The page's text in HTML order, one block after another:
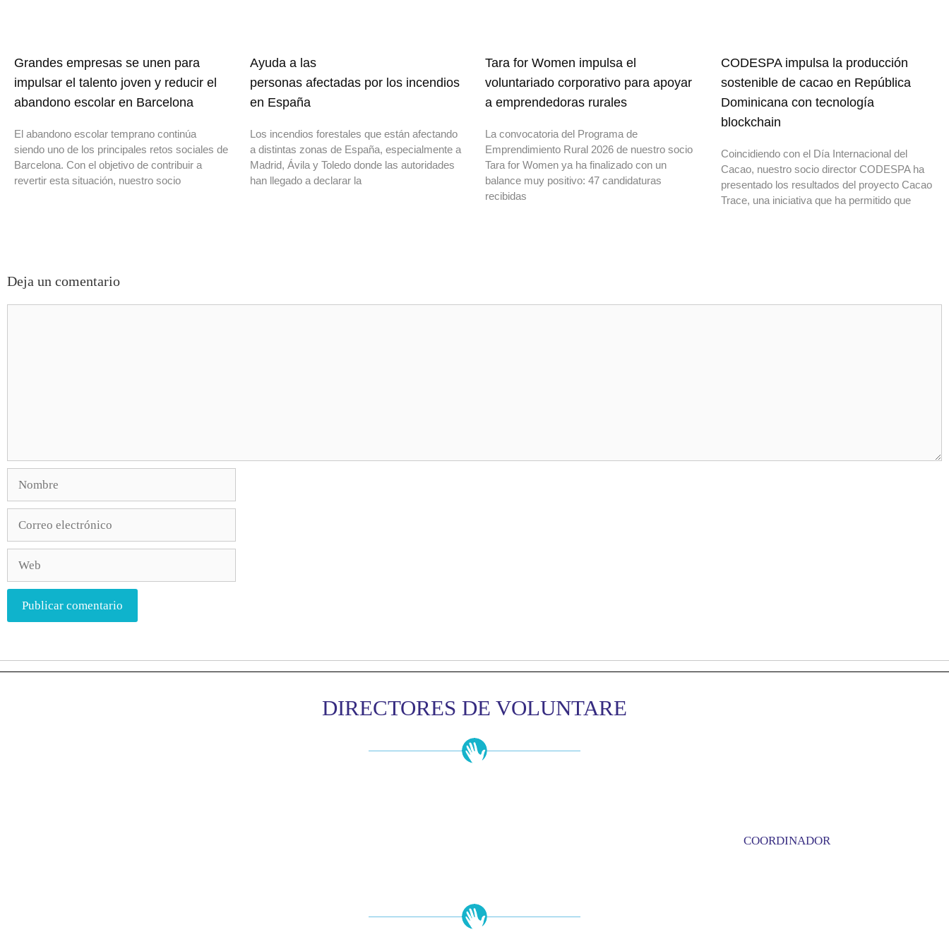
Grandes empresas se unen para
impulsar el talento joven y reducir el
abandono escolar en Barcelona
El abandono escolar temprano continúa
siendo uno de los principales retos sociales de
Barcelona. Con el objetivo de contribuir a
revertir esta situación, nuestro socio
Ayuda a las
personas afectadas por los incendios
en España
Los incendios forestales que están afectando
a distintas zonas de España, especialmente a
Madrid, Ávila y Toledo donde las autoridades
han llegado a declarar la
Tara for Women impulsa el
voluntariado corporativo para apoyar
a emprendedoras rurales
La convocatoria del Programa de
Emprendimiento Rural 2026 de nuestro socio
Tara for Women ya ha finalizado con un
balance muy positivo: 47 candidaturas
recibidas
CODESPA impulsa la producción
sostenible de cacao en República
Dominicana con tecnología
blockchain
Coincidiendo con el Día Internacional del
Cacao, nuestro socio director CODESPA ha
presentado los resultados del proyecto Cacao
Trace, una iniciativa que ha permitido que
Deja un comentario
DIRECTORES DE VOLUNTARE
COORDINADOR